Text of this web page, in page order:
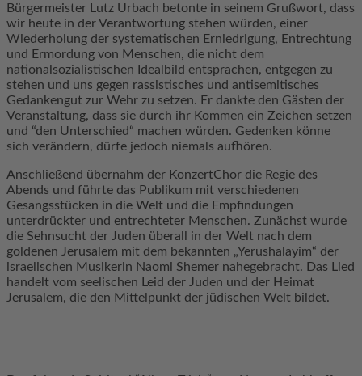
Bürgermeister Lutz Urbach betonte in seinem Grußwort, dass
wir heute in der Verantwortung stehen würden, einer
Wiederholung der systematischen Erniedrigung, Entrechtung
und Ermordung von Menschen, die nicht dem
nationalsozialistischen Idealbild entsprachen, entgegen zu
stehen und uns gegen rassistisches und antisemitisches
Gedankengut zur Wehr zu setzen. Er dankte den Gästen der
Veranstaltung, dass sie durch ihr Kommen ein Zeichen setzen
und “den Unterschied“ machen würden. Gedenken könne
sich verändern, dürfe jedoch niemals aufhören.
Anschließend übernahm der KonzertChor die Regie des
Abends und führte das Publikum mit verschiedenen
Gesangsstücken in die Welt und die Empfindungen
unterdrückter und entrechteter Menschen. Zunächst wurde
die Sehnsucht der Juden überall in der Welt nach dem
goldenen Jerusalem mit dem bekannten „Yerushalayim“ der
israelischen Musikerin Naomi Shemer nahegebracht. Das Lied
handelt vom seelischen Leid der Juden und der Heimat
Jerusalem, die den Mittelpunkt der jüdischen Welt bildet.